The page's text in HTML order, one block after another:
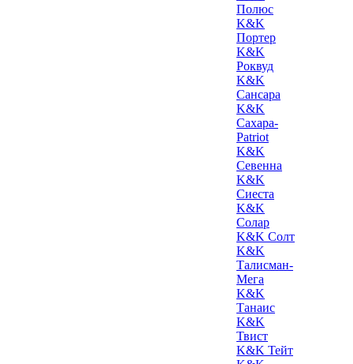
Полюс
K&K
Портер
K&K
Роквуд
K&K
Сансара
K&K
Сахара-
Patriot
K&K
Севенна
K&K
Сиеста
K&K
Солар
K&K Солт
K&K
Талисман-
Мега
K&K
Танаис
K&K
Твист
K&K Тейт